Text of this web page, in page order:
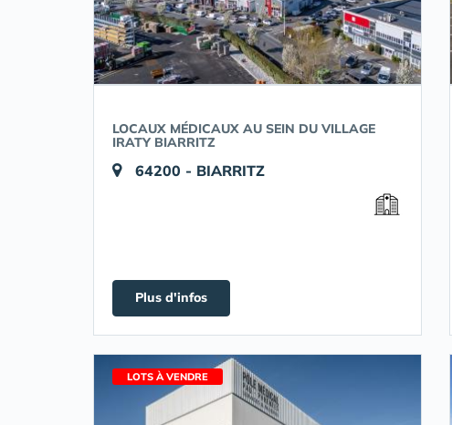
LOCAUX MÉDICAUX AU SEIN DU VILLAGE
IRATY BIARRITZ
64200 - BIARRITZ
Plus d'infos
LOTS À VENDRE